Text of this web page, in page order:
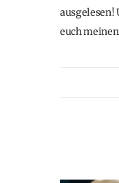
ausgelesen!
euch